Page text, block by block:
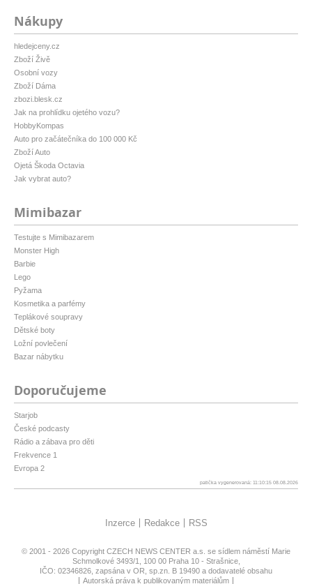
Nákupy
hledejceny.cz
Zboží Živě
Osobní vozy
Zboží Dáma
zbozi.blesk.cz
Jak na prohlídku ojetého vozu?
HobbyKompas
Auto pro začátečníka do 100 000 Kč
Zboží Auto
Ojetá Škoda Octavia
Jak vybrat auto?
Mimibazar
Testujte s Mimibazarem
Monster High
Barbie
Lego
Pyžama
Kosmetika a parfémy
Teplákové soupravy
Dětské boty
Ložní povlečení
Bazar nábytku
Doporučujeme
Starjob
České podcasty
Rádio a zábava pro děti
Frekvence 1
Evropa 2
patička vygenerovaná: 11:10:15 08.08.2026
Inzerce Redakce RSS
© 2001 - 2026 Copyright CZECH NEWS CENTER a.s. se sídlem náměstí Marie
Schmolkové 3493/1, 100 00 Praha 10 - Strašnice,
IČO: 02346826, zapsána v OR, sp.zn. B 19490 a dodavatelé obsahu
Autorská práva k publikovaným materiálům